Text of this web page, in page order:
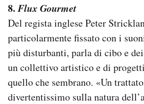
8. Flux Gourmet
Del regista inglese Peter
particolarmente fissato con i
più disturbanti, parla di cibo e
un collettivo artistico e di
quello che sembrano. «Un
divertentissimo sulla natura